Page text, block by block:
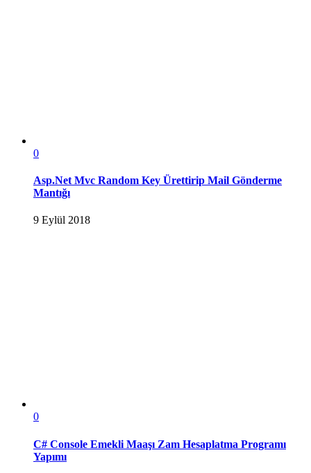
0
Asp.Net Mvc Random Key Ürettirip Mail Gönderme
Mantığı
9 Eylül 2018
0
C# Console Emekli Maaşı Zam Hesaplatma Programı
Yapımı